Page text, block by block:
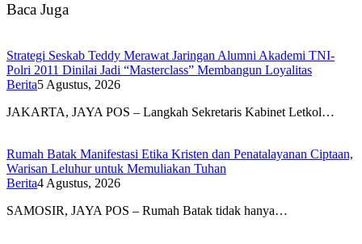
Baca Juga
Strategi Seskab Teddy Merawat Jaringan Alumni Akademi TNI-
Polri 2011 Dinilai Jadi “Masterclass” Membangun Loyalitas
Berita5 Agustus, 2026
JAKARTA, JAYA POS – Langkah Sekretaris Kabinet Letkol…
Rumah Batak Manifestasi Etika Kristen dan Penatalayanan Ciptaan,
Warisan Leluhur untuk Memuliakan Tuhan
Berita4 Agustus, 2026
SAMOSIR, JAYA POS – Rumah Batak tidak hanya…